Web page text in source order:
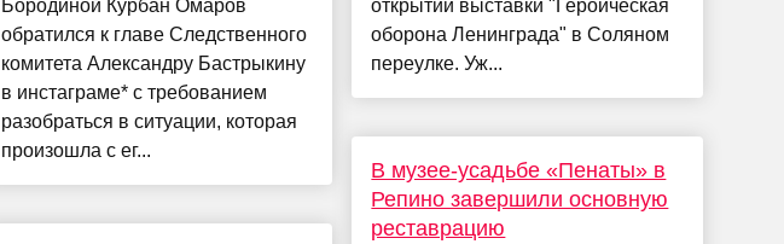
Бородиной Курбан Омаров
обратился к главе Следственного
комитета Александру Бастрыкину
в инстаграме* с требованием
разобраться в ситуации, которая
произошла с ег...
открытии выставки "Героическая
оборона Ленинграда" в Соляном
переулке. Уж...
В музее-усадьбе «Пенаты» в
Репино завершили основную
реставрацию